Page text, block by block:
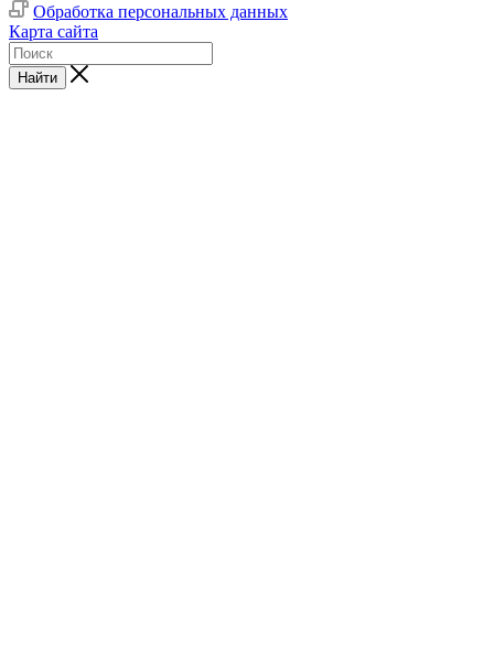
Обработка персональных данных
Карта сайта
Найти